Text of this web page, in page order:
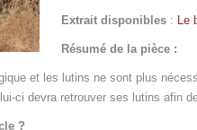
Extrait disponibles : Le
Résumé de la pièce :
et les lutins ne sont plus
ci devra retrouver ses lutins afin
?